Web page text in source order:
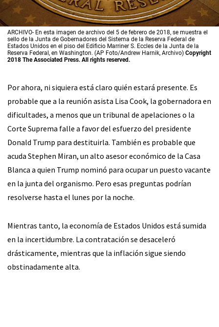
ARCHIVO- En esta imagen de archivo del 5 de febrero de 2018, se muestra el
sello de la Junta de Gobernadores del Sistema de la Reserva Federal de
Estados Unidos en el piso del Edificio Marriner S. Eccles de la Junta de la
Reserva Federal, en Washington. (AP Foto/Andrew Harnik, Archivo) Copyright
2018 The Associated Press. All rights reserved.
Por ahora, ni siquiera está claro quién estará presente. Es
probable que a la reunión asista Lisa Cook, la gobernadora en
dificultades, a menos que un tribunal de apelaciones o la
Corte Suprema falle a favor del esfuerzo del presidente
Donald Trump para destituirla. También es probable que
acuda Stephen Miran, un alto asesor económico de la Casa
Blanca a quien Trump nominó para ocupar un puesto vacante
en la junta del organismo. Pero esas preguntas podrían
resolverse hasta el lunes por la noche.
Mientras tanto, la economía de Estados Unidos está sumida
en la incertidumbre. La contratación se desaceleró
drásticamente, mientras que la inflación sigue siendo
obstinadamente alta.